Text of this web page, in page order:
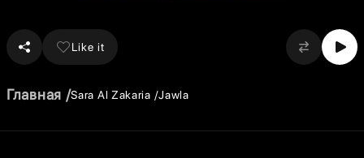
Like it
Главная Sara Al Zakaria Jawla